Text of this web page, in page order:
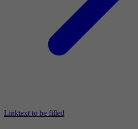
Linktext to be filled